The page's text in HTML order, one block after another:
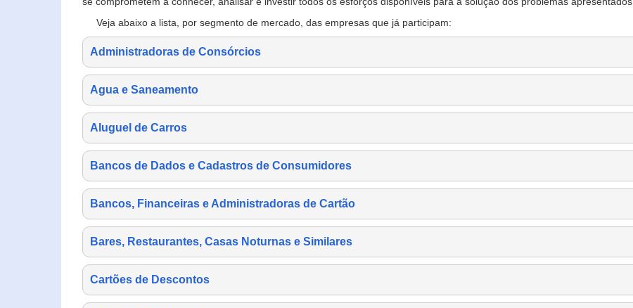
Veja abaixo a lista, por segmento de mercado, das empresas que já participam:
Administradoras de Consórcios
Agua e Saneamento
Aluguel de Carros
Bancos de Dados e Cadastros de Consumidores
Bancos, Financeiras e Administradoras de Cartão
Bares, Restaurantes, Casas Noturnas e Similares
Cartões de Descontos